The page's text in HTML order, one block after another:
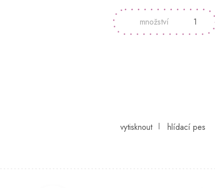
cena: